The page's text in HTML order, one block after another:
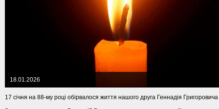
18.01.2026
17 січня на 88-му році обірвалося життя нашого друга Геннадія Григоровича